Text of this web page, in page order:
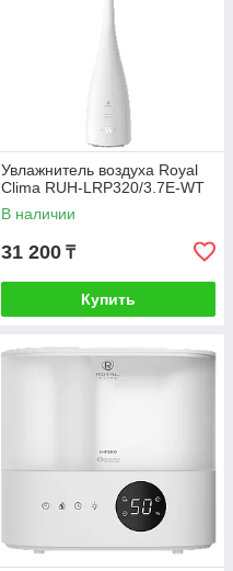
Увлажнитель воздуха Royal
Clima RUH-LRP320/3.7E-WT
В наличии
31 200 ₸
Купить